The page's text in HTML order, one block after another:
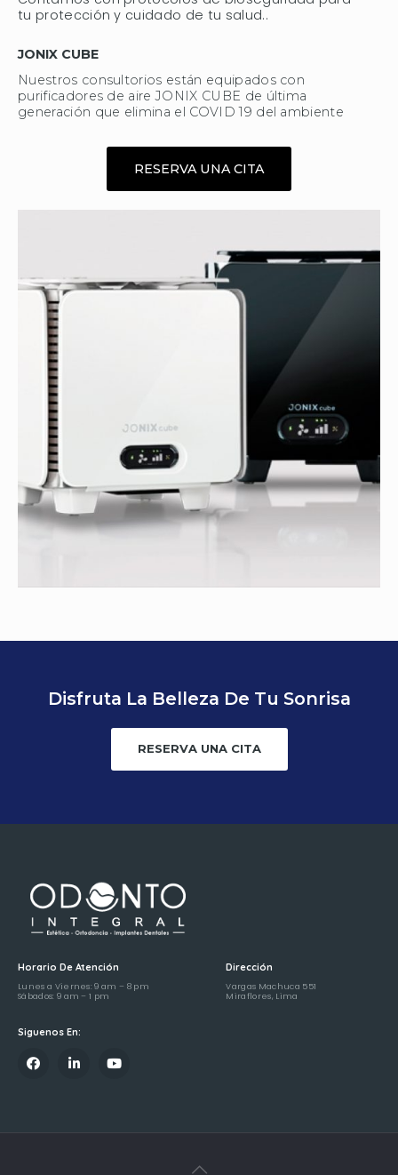
tu protección y cuidado de tu salud..
JONIX CUBE
Nuestros consultorios están equipados con
purificadores de aire JONIX CUBE de última
generación que elimina el COVID 19 del ambiente
RESERVA UNA CITA
Disfruta La Belleza De Tu Sonrisa
RESERVA UNA CITA
Horario De Atención
Lunes a Viernes: 9 am – 8 pm
Sábados: 9 am – 1 pm
Dirección
Vargas Machuca 551
Miraflores, Lima
Siguenos En: